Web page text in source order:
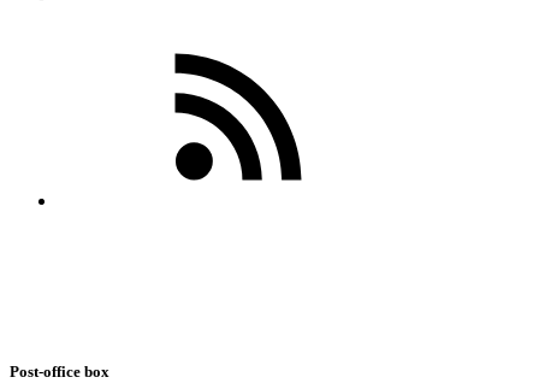
Post-office box